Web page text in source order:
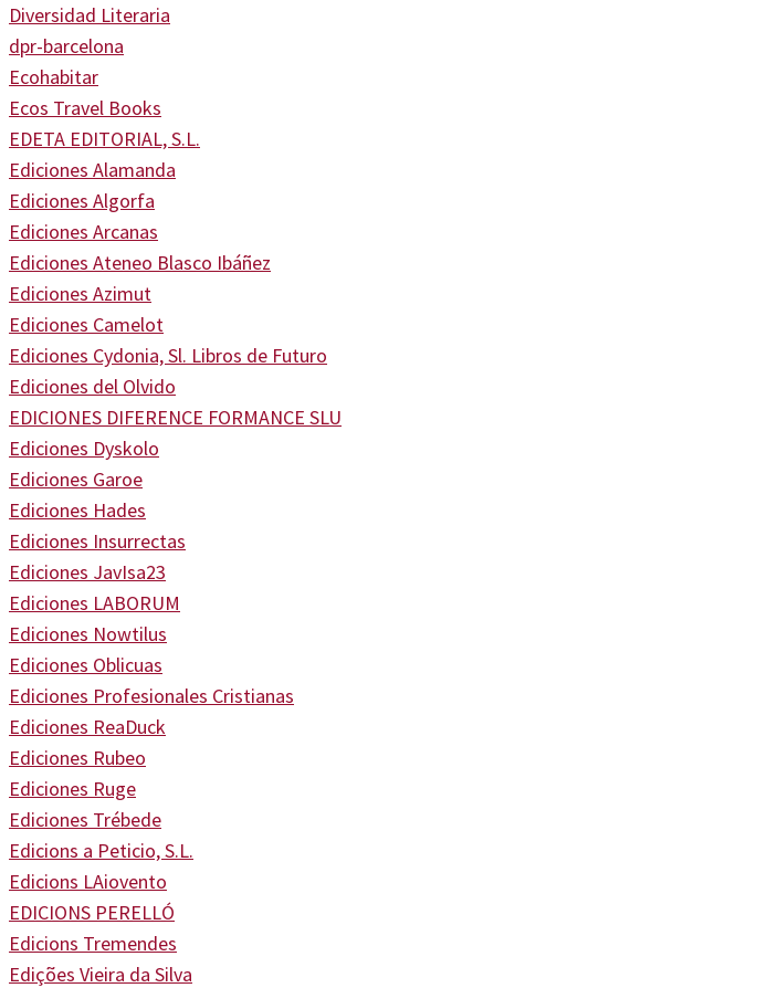
Diversidad Literaria
dpr-barcelona
Ecohabitar
Ecos Travel Books
EDETA EDITORIAL, S.L.
Ediciones Alamanda
Ediciones Algorfa
Ediciones Arcanas
Ediciones Ateneo Blasco Ibáñez
Ediciones Azimut
Ediciones Camelot
Ediciones Cydonia, Sl. Libros de Futuro
Ediciones del Olvido
EDICIONES DIFERENCE FORMANCE SLU
Ediciones Dyskolo
Ediciones Garoe
Ediciones Hades
Ediciones Insurrectas
Ediciones JavIsa23
Ediciones LABORUM
Ediciones Nowtilus
Ediciones Oblicuas
Ediciones Profesionales Cristianas
Ediciones ReaDuck
Ediciones Rubeo
Ediciones Ruge
Ediciones Trébede
Edicions a Peticio, S.L.
Edicions LAiovento
EDICIONS PERELLÓ
Edicions Tremendes
Edições Vieira da Silva